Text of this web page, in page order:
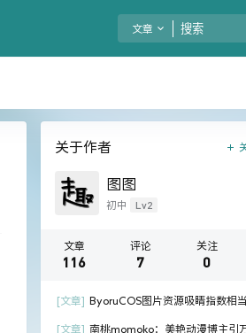
文章
关于作者
图图
初中 Lv2
文章
116
评论
7
关注
0
[文章] ByoruCOS图片资源吸睛指数相
[文章] 南桃momoko：美艳动漫博主引